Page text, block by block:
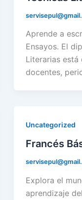
Aprende a
Ensayos. El
Literarias está
docentes,
Uncategorized
Francés
Explora el
aprendizaje